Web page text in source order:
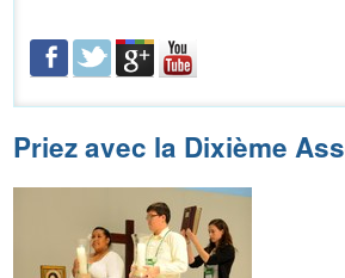
Priez avec la Dixième